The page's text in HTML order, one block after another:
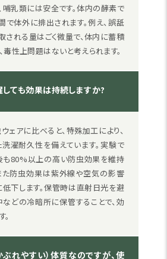
哺乳類には安全です。体内の酵素で
で体外に排出されます。例え、誤舐
される量はごく微量で、体内に蓄積
毒性上問題はないと考えられます。
しても効果は持続しますか?
ェアに比べると、特殊加工により、
濯耐久性を備えています。実験で
も80%以上の高い防虫効果を維持
た防虫効果は紫外線や空気の影響
低下します。保管時は直射日光を避
などの冷暗所に保管することで、効
ぶれやすい）体質なのですが、使